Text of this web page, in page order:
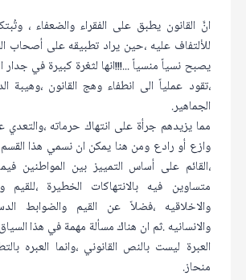
انَّ القانون يطبق على الفقراء والضعفاء ،
للألتفاف عليه ،حين يراد تطبيقه على أصحاب
يصبح نسياً منسياً ...!!!انها لثغرة كبيرة في
،تقود عملياً الى انطفاء وهج القانون ،وهيبة
الجماهير.
مما يزيدهم جرأة على انتهاك حرماته
وازع أو رادع ومن هنا يمكن ان نسمي هذا
،القائم على أساس التمييز بين المواطنين
متساوين فيه بالانتهاكات الخطيرة ،للقيم
والاخلاقيه ،فضلاً عن القيم والضوابط
والانسانيه .ثم ان هناك مسألة مهمة في هذا
العبرة ليست بالنص القانوني ،وانما العبره
منحاز.